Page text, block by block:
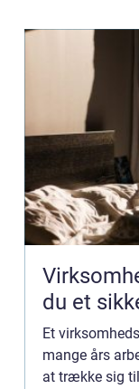
Virksomhedssalg
du et
Et
mange års
at trække sig